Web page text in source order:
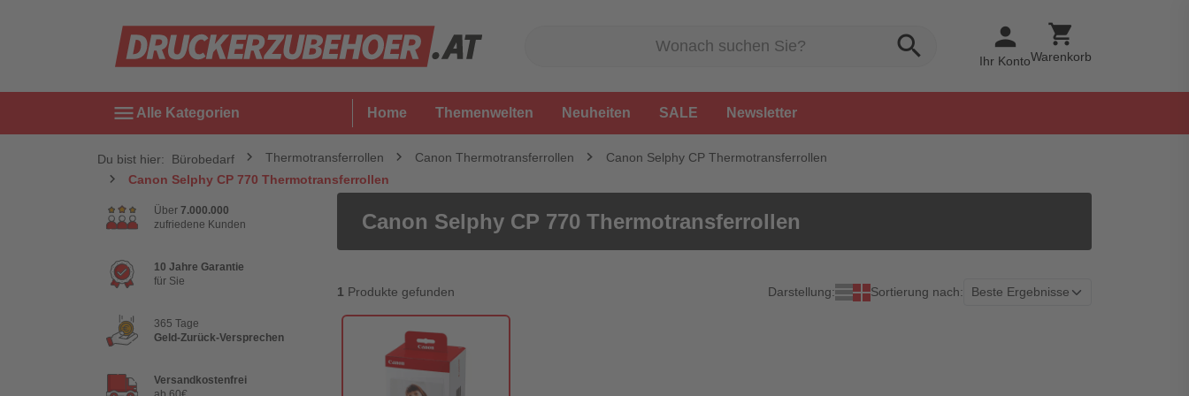
search person
Ihr Konto
shopping_cart
Warenkorb
menu Alle Kategorien Home Themenwelten Neuheiten SALE Newsletter
Du bist hier: Bürobedarf Thermotransferrollen Canon Thermotransferrollen
Canon Selphy CP Thermotransferrollen
Canon Selphy CP 770 Thermotransferrollen
Canon Selphy CP 770 Thermotransferrollen
Über 7.000.000
zufriedene Kunden
10 Jahre Garantie
für Sie
365 Tage
Geld-Zurück-Versprechen
Versandkostenfrei
1 Produkte gefunden Darstellung: Sortierung nach: